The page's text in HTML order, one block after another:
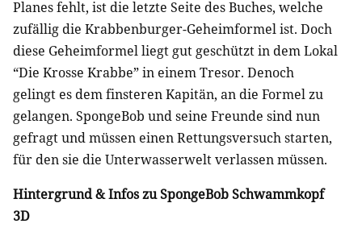
Planes fehlt, ist die letzte Seite des Buches, welche
zufällig die Krabbenburger-Geheimformel ist. Doch
diese Geheimformel liegt gut geschützt in dem Lokal
“Die Krosse Krabbe” in einem Tresor. Denoch
gelingt es dem finsteren Kapitän, an die Formel zu
gelangen. SpongeBob und seine Freunde sind nun
gefragt und müssen einen Rettungsversuch starten,
für den sie die Unterwasserwelt verlassen müssen.
Hintergrund & Infos zu SpongeBob Schwammkopf
3D